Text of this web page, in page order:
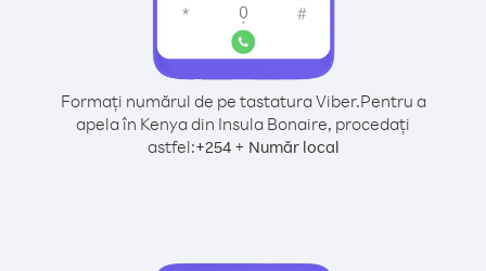
Formați numărul de pe tastatura Viber.Pentru a
apela în Kenya din Insula Bonaire, procedați
astfel:+254+ Număr local